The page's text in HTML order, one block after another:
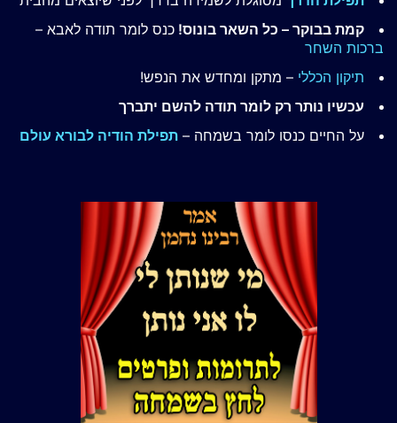
קמת בבוקר – כל השאר בונוס! כנס לומר תודה לאבא –
ברכות השחר
תיקון הכללי – מתקן ומחדש את הנפש!
עכשיו נותר רק לומר תודה להשם יתברך
על החיים כנסו לומר בשמחה – תפילת הודיה לבורא עולם